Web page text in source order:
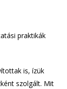
praktikák
is, ízük
szolgált. Mit